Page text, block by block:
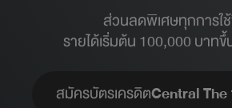
ส่วนลดพิเศษทุกการใ
รายได้เริ่มต้น 100,000 บาท
สมัครบัตรเครดิตCentral The